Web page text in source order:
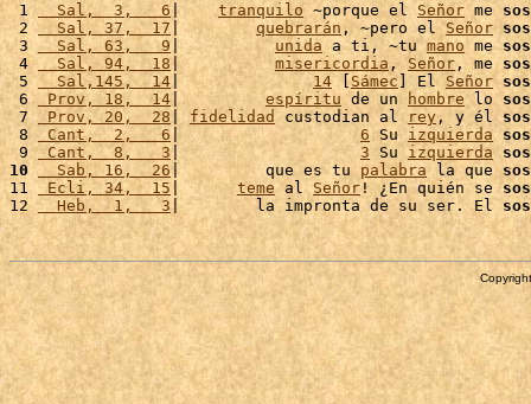
1
  Sal,  3,   6
| tranquilo ~porque el Señor me
2
  Sal, 37,  17
| quebrarán , ~pero el Señor
3
  Sal, 63,   9
| unida a ti, ~tu mano me
4
  Sal, 94,  18
| misericordia , Señor, me
5
  Sal,145,  14
| 14 [Sámec] El Señor
6
Prov, 18,  14 | espíritu de un hombre lo
7 Prov, 20,  28 fidelidad custodian al rey , y él
8
Cant,  2,   6 | 6 Su izquierda
9 Cant,  8,   3 | 3 Su izquierda
10
  Sab, 16,  26
|         que es tu palabra la que
11 Ecli, 34,  15 | teme al Señor ! ¿En quién se
12
  Heb,  1,   3
|        la impronta de su ser. El